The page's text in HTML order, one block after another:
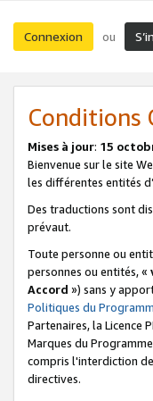
Connexion ou
Conditions
Mises à jour: 15
Bienvenue sur le site
les différentes entités
Des traductions sont
prévaut.
Toute personne ou
personnes ou entités, «
Accord ») sans y
Politiques du
Partenaires, la Licence
Marques du
compris l'interdiction
directives.